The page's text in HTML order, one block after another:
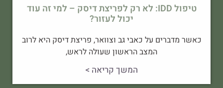
טיפול IDD: לא רק לפריצת דיסק – למי זה עוד
יכול לעזור?
כאשר מדברים על כאבי גב וצוואר, פריצת דיסק היא לרוב
המצב הראשון שעולה לראש,
המשך קריאה >